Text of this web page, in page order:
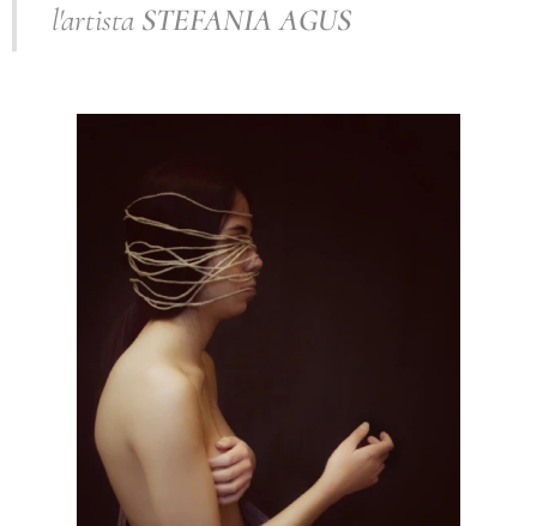
l'artista STEFANIA AGUS